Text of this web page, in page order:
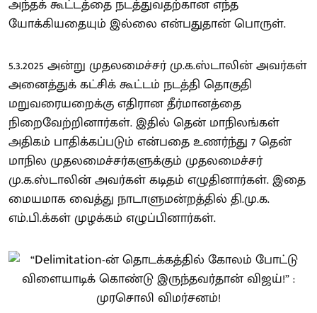
அந்தக் கூட்டத்தை நடத்துவதற்கான எந்த
யோக்கியதையும் இல்லை என்பதுதான் பொருள்.
5.3.2025 அன்று முதலமைச்சர் மு.க.ஸ்டாலின் அவர்கள்
அனைத்துக் கட்சிக் கூட்டம் நடத்தி தொகுதி
மறுவரையறைக்கு எதிரான தீர்மானத்தை
நிறைவேற்றினார்கள். இதில் தென் மாநிலங்கள்
அதிகம் பாதிக்கப்படும் என்பதை உணர்ந்து 7 தென்
மாநில முதலமைச்சர்களுக்கும் முதலமைச்சர்
மு.க.ஸ்டாலின் அவர்கள் கடிதம் எழுதினார்கள். இதை
மையமாக வைத்து நாடாளுமன்றத்தில் தி.மு.க.
எம்.பி.க்கள் முழக்கம் எழுப்பினார்கள்.